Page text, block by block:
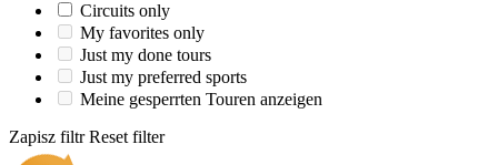
Circuits only
My favorites only
Just my done tours
Just my preferred sports
Meine gesperrten Touren anzeigen
Zapisz filtr Reset filter